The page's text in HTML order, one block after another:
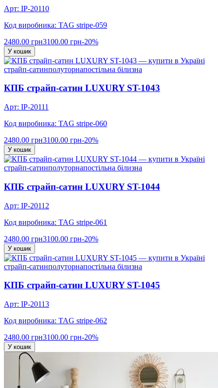
Арт: IP-20110
Код виробника: TAG stripe-059
2480.00 грн3100.00 грн-20%
У кошик
страйп-сатинполуторнапостільна білизна
КПБ страйп-сатин LUXURY ST-1043
Арт: IP-20111
Код виробника: TAG stripe-060
2480.00 грн3100.00 грн-20%
У кошик
страйп-сатинполуторнапостільна білизна
КПБ страйп-сатин LUXURY ST-1044
Арт: IP-20112
Код виробника: TAG stripe-061
2480.00 грн3100.00 грн-20%
У кошик
страйп-сатинполуторнапостільна білизна
КПБ страйп-сатин LUXURY ST-1045
Арт: IP-20113
Код виробника: TAG stripe-062
2480.00 грн3100.00 грн-20%
У кошик